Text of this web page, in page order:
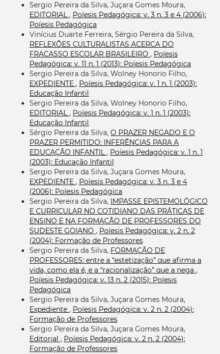
Sergio Pereira da Silva, Juçara Gomes Moura,
EDITORIAL, Poíesis Pedagógica: v. 3 n. 3 e 4 (2006):
Poíesis Pedagógica
Vinícius Duarte Ferreira, Sérgio Pereira da Silva,
REFLEXÕES CULTURALISTAS ACERCA DO
FRACASSO ESCOLAR BRASILEIRO , Poíesis
Pedagógica: v. 11 n. 1 (2013): Poíesis Pedagógica
Sergio Pereira da Silva, Wolney Honorio Filho,
EXPEDIENTE , Poíesis Pedagógica: v. 1 n. 1 (2003):
Educação Infantil
Sergio Pereira da Silva, Wolney Honorio Filho,
EDITORIAL, Poíesis Pedagógica: v. 1 n. 1 (2003):
Educação Infantil
Sérgio Pereira da Silva, O PRAZER NEGADO E O
PRAZER PERMITIDO: INFERÊNCIAS PARA A
EDUCAÇÃO INFANTIL, Poíesis Pedagógica: v. 1 n. 1
(2003): Educação Infantil
Sergio Pereira da Silva, Juçara Gomes Moura,
EXPEDIENTE , Poíesis Pedagógica: v. 3 n. 3 e 4
(2006): Poíesis Pedagógica
Sergio Pereira da Silva, IMPASSE EPISTEMOLÓGICO
E CURRICULAR NO COTIDIANO DAS PRÁTICAS DE
ENSINO E NA FORMAÇÃO DE PROFESSORES DO
SUDESTE GOIANO , Poíesis Pedagógica: v. 2 n. 2
(2004): Formação de Professores
Sergio Pereira da Silva, FORMAÇÃO DE
PROFESSORES: entre a “estetização” que afirma a
vida, como ela é, e a “racionalização” que a nega ,
Poíesis Pedagógica: v. 13 n. 2 (2015): Poíesis
Pedagógica
Sergio Pereira da Silva, Juçara Gomes Moura,
Expediente , Poíesis Pedagógica: v. 2 n. 2 (2004):
Formação de Professores
Sergio Pereira da Silva, Juçara Gomes Moura,
Editorial , Poíesis Pedagógica: v. 2 n. 2 (2004):
Formação de Professores